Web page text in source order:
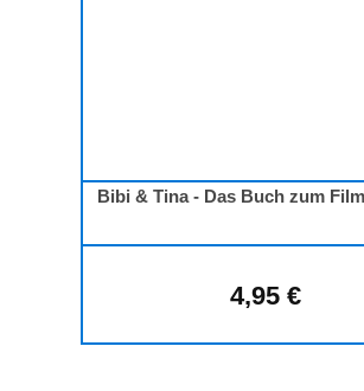
Bibi & Tina - Das Buch zum
Regulärer Preis:
4,95 €